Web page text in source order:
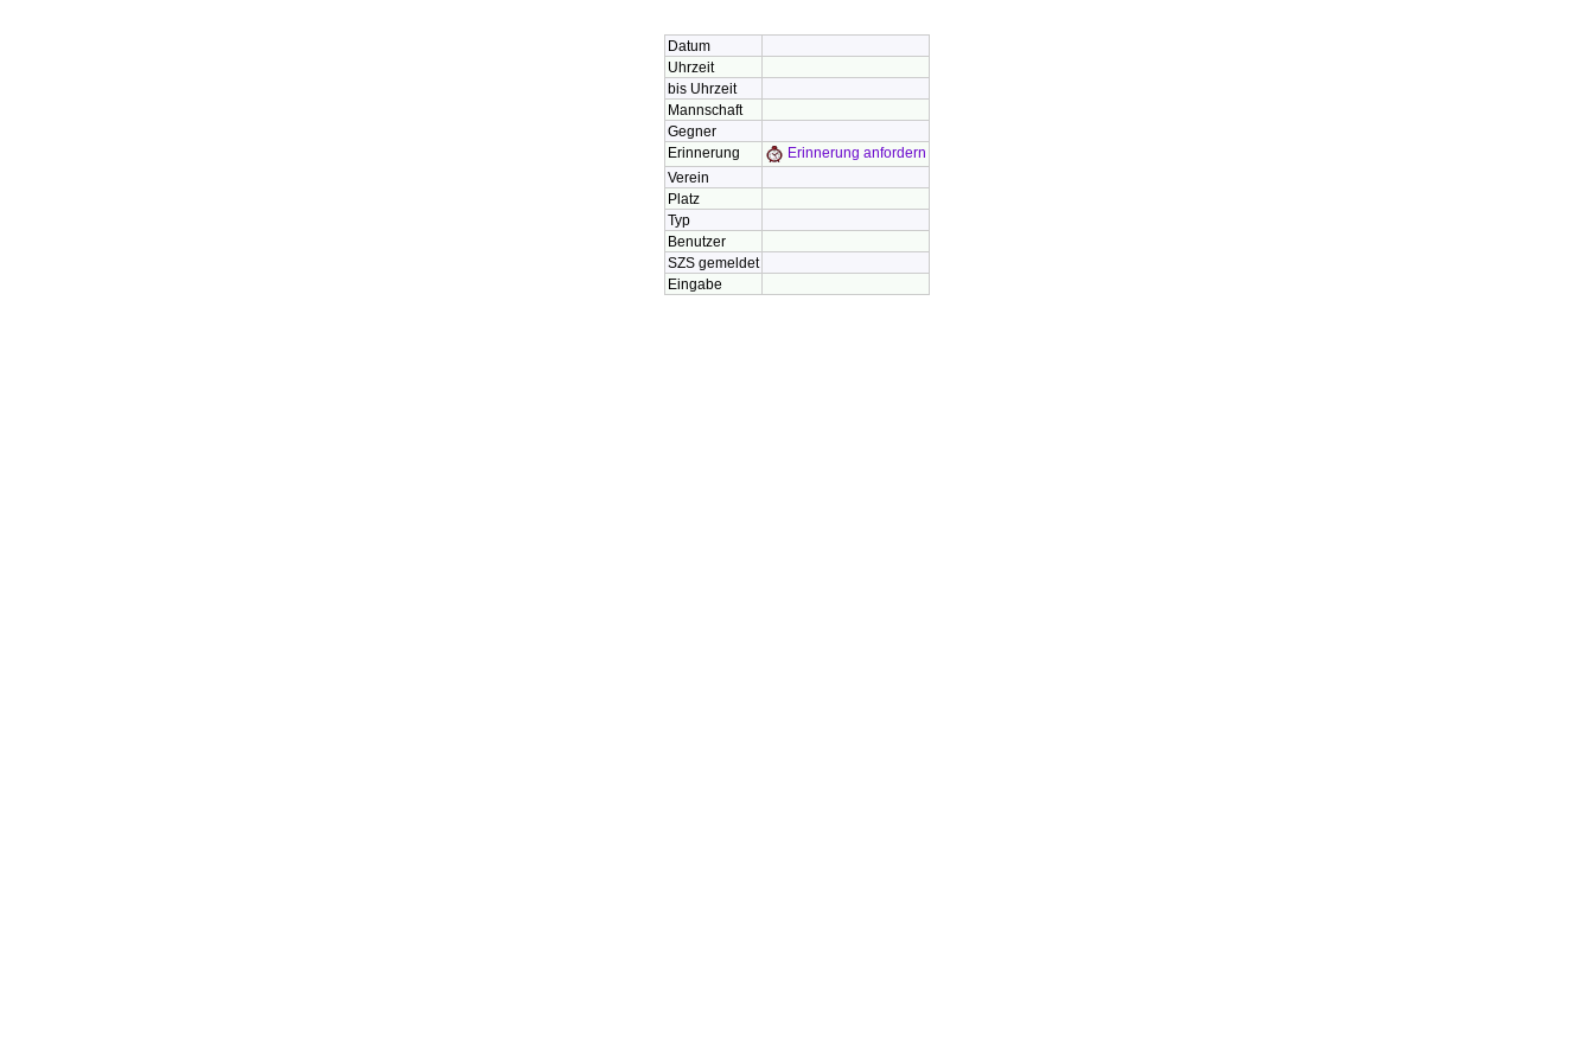
Datum
Uhrzeit
bis Uhrzeit
Mannschaft
Gegner
Erinnerung
Erinnerung anfordern
Verein
Platz
Typ
Benutzer
SZS gemeldet
Eingabe